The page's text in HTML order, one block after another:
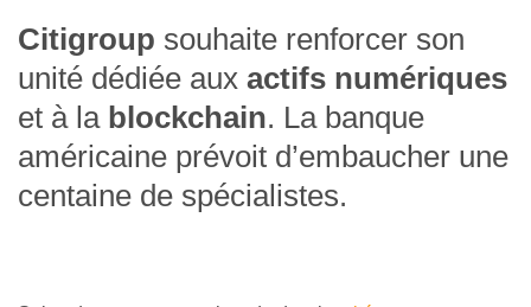
Citigroup souhaite renforcer son
unité dédiée aux actifs numériques
et à la blockchain. La banque
américaine prévoit d’embaucher une
centaine de spécialistes.